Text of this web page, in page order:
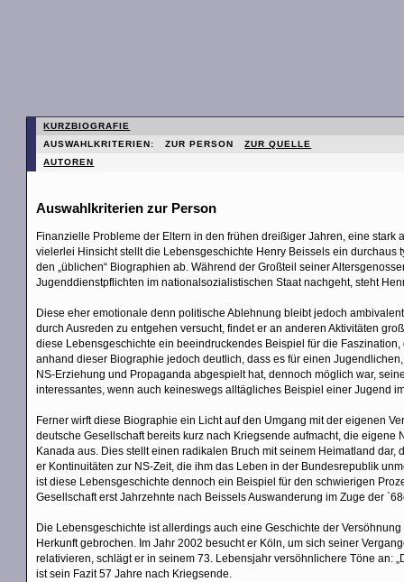
KURZBIOGRAFIE
AUSWAHLKRITERIEN: ZUR PERSONZUR QUELLE
AUTOREN
Auswahlkriterien zur Person
Finanzielle Probleme der Eltern in den frühen dreißiger Jahren, eine stark
vielerlei Hinsicht stellt die Lebensgeschichte Henry Beissels ein
den „üblichen“ Biographien ab. Während der Großteil seiner
Jugenddienstpflichten im nationalsozialistischen Staat nachgeht, steht
Diese eher emotionale denn politische Ablehnung bleibt jedoch
durch Ausreden zu entgehen versucht, findet er an anderen Aktivitäten
diese Lebensgeschichte ein beeindruckendes Beispiel für die
anhand dieser Biographie jedoch deutlich, dass es für einen
NS-Erziehung und Propaganda abgespielt hat, dennoch möglich war,
interessantes, wenn auch keineswegs alltägliches Beispiel einer Jugend
Ferner wirft diese Biographie ein Licht auf den Umgang mit der eigenen
deutsche Gesellschaft bereits kurz nach Kriegsende aufmacht, die
Kanada aus. Dies stellt einen radikalen Bruch mit seinem Heimatland
er Kontinuitäten zur NS-Zeit, die ihm das Leben in der Bundesrepublik
ist diese Lebensgeschichte dennoch ein Beispiel für den schwierigen
Gesellschaft erst Jahrzehnte nach Beissels Auswanderung im Zuge der
Die Lebensgeschichte ist allerdings auch eine Geschichte der
Herkunft gebrochen. Im Jahr 2002 besucht er Köln, um sich seiner
relativieren, schlägt er in seinem 73. Lebensjahr versöhnlichere Töne an:
ist sein Fazit 57 Jahre nach Kriegsende.